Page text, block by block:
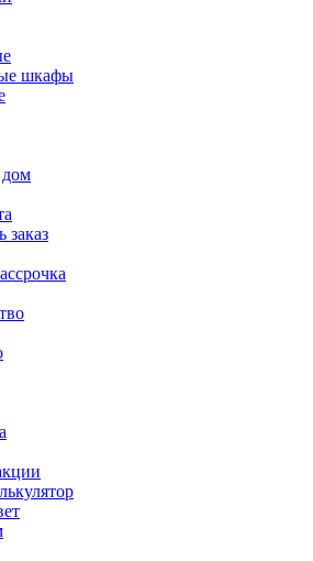
шкафы
заказ